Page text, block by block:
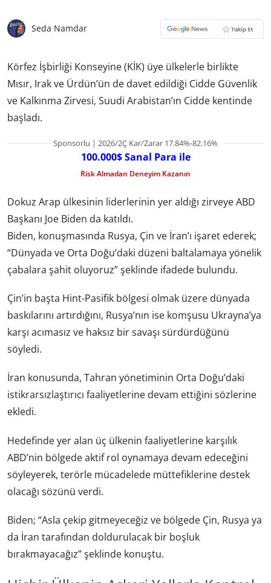
Seda Namdar
Körfez İşbirliği Konseyine (KİK) üye ülkelerle birlikte
Mısır, Irak ve Ürdün’ün de davet edildiği Cidde Güvenlik
ve Kalkınma Zirvesi, Suudi Arabistan’ın Cidde kentinde
başladı.
Sponsorlu | 2026/2Ç Kar/Zarar 17.84%-82.16%
100.000$ Sanal Para ile
Risk Almadan Deneyim Kazanın
Dokuz Arap ülkesinin liderlerinin yer aldığı zirveye ABD
Başkanı Joe Biden da katıldı.
Biden, konuşmasında Rusya, Çin ve İran’ı işaret ederek;
“Dünyada ve Orta Doğu’daki düzeni baltalamaya yönelik
çabalara şahit oluyoruz” şeklinde ifadede bulundu.
Çin’in başta Hint-Pasifik bölgesi olmak üzere dünyada
baskılarını artırdığını, Rusya’nın ise komşusu Ukrayna’ya
karşı acımasız ve haksız bir savaşı sürdürdüğünü
söyledi.
İran konusunda, Tahran yönetiminin Orta Doğu’daki
istikrarsızlaştırıcı faaliyetlerine devam ettiğini sözlerine
ekledi.
Hedefinde yer alan üç ülkenin faaliyetlerine karşılık
ABD’nin bölgede aktif rol oynamaya devam edeceğini
söyleyerek, terörle mücadelede müttefiklerine destek
olacağı sözünü verdi.
Biden; “Asla çekip gitmeyeceğiz ve bölgede Çin, Rusya ya
da İran tarafından doldurulacak bir boşluk
bırakmayacağız” şeklinde konuştu.